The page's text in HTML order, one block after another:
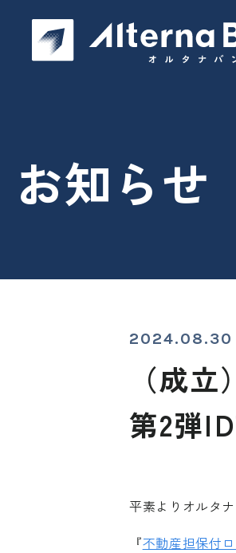
お知らせ
2024.08.30
（成
第2弾
平素よりオルタ
『不動産担保付